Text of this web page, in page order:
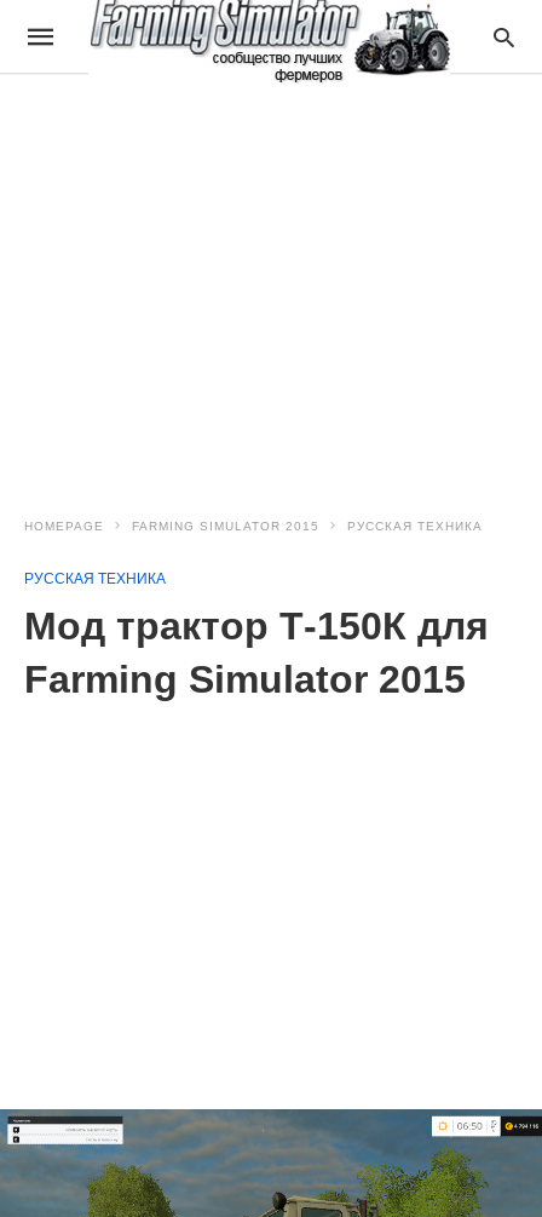
HOMEPAGE FARMING SIMULATOR 2015 РУССКАЯ ТЕХНИКА
РУССКАЯ ТЕХНИКА
Мод трактор Т-150К для
Farming Simulator 2015